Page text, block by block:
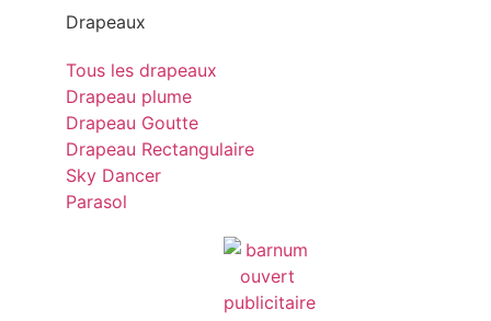
Drapeaux
Tous les drapeaux
Drapeau plume
Drapeau Goutte
Drapeau Rectangulaire
Sky Dancer
Parasol